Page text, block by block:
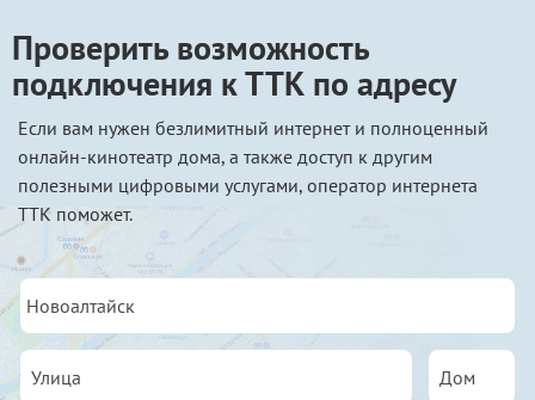
Проверить возможность
подключения к ТТК по адресу
Если вам нужен безлимитный интернет и полноценный
онлайн-кинотеатр дома, а также доступ к другим
полезными цифровыми услугами, оператор интернета
ТТК поможет.